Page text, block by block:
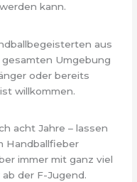
kann.
aus
Umgebung
oder bereits
willkommen.
acht Jahre – lassen
Handballfieber
immer mit ganz viel
der F-Jugend.